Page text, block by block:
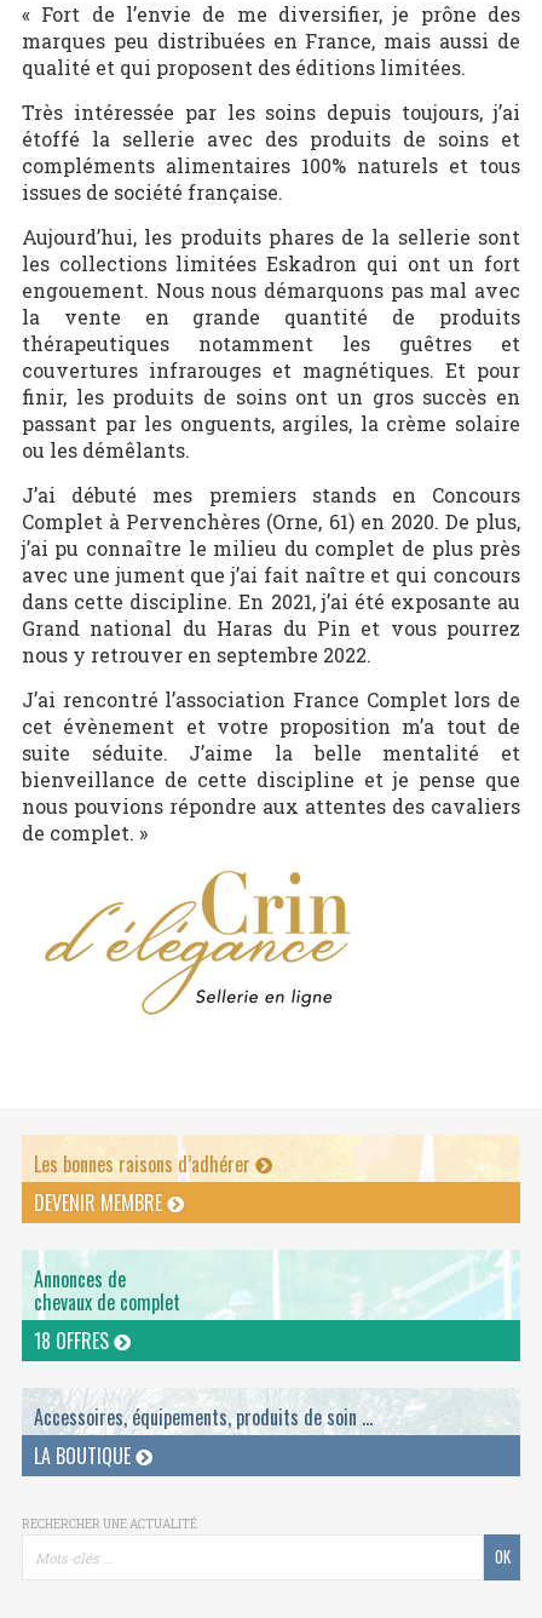
« Fort de l’envie de me diversifier, je prône des
marques peu distribuées en France, mais aussi de
qualité et qui proposent des éditions limitées.
Très intéressée par les soins depuis toujours, j’ai
étoffé la sellerie avec des produits de soins et
compléments alimentaires 100% naturels et tous
issues de société française.
Aujourd’hui, les produits phares de la sellerie sont
les collections limitées Eskadron qui ont un fort
engouement. Nous nous démarquons pas mal avec
la vente en grande quantité de produits
thérapeutiques notamment les guêtres et
couvertures infrarouges et magnétiques. Et pour
finir, les produits de soins ont un gros succès en
passant par les onguents, argiles, la crème solaire
ou les démêlants.
J’ai débuté mes premiers stands en Concours
Complet à Pervenchères (Orne, 61) en 2020. De plus,
j’ai pu connaître le milieu du complet de plus près
avec une jument que j’ai fait naître et qui concours
dans cette discipline. En 2021, j’ai été exposante au
Grand national du Haras du Pin et vous pourrez
nous y retrouver en septembre 2022.
J’ai rencontré l’association France Complet lors de
cet évènement et votre proposition m’a tout de
suite séduite. J’aime la belle mentalité et
bienveillance de cette discipline et je pense que
nous pouvions répondre aux attentes des cavaliers
de complet. »
Les bonnes raisons d’adhérer
DEVENIR MEMBRE
Annonces de
chevaux de complet
18 OFFRES
Accessoires, équipements, produits de soin ...
LA BOUTIQUE
RECHERCHER UNE ACTUALITÉ